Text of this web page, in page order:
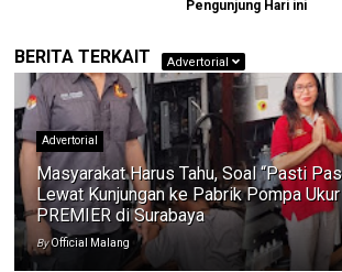
Pengunjung Hari ini
BERITA TERKAIT Advertorial
Advertorial
Masyarakat Harus Tahu, Soal “Pasti
Lewat Kunjungan ke Pabrik Pompa
PREMIER di Surabaya
ByOfficial Malang